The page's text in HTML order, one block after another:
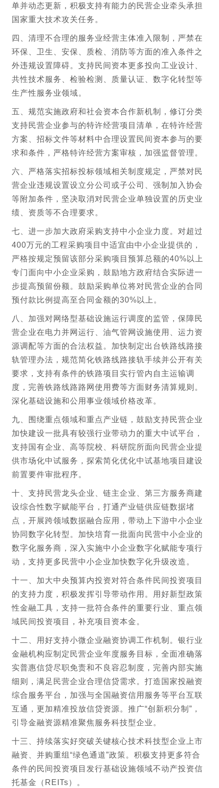
单并动态更新，积极支持有能力的民营企业牵头承担
国家重大技术攻关任务。
四、清理不合理的服务业经营主体准入限制，严禁在
环保、卫生、安保、质检、消防等方面的准入条件之
外违规设置障碍。支持民间资本更多投向工业设计、
共性技术服务、检验检测、质量认证、数字化转型等
生产性服务业领域。
五、规范实施政府和社会资本合作新机制，修订分类
支持民营企业参与的特许经营项目清单，在特许经营
方案、招标文件等材料中合理设置民间资本参与的要
求和条件，严格特许经营方案审核，加强监督管理。
六、严格落实招标投标领域相关制度规定，严禁对民
营企业违规设置设立分公司或子公司、强制加入协会
等附加条件，坚决取消对民营企业单独设置的历史业
绩、资质等不合理要求。
七、进一步加大政府采购支持中小企业力度。对超过
400万元的工程采购项目中适宜由中小企业提供的，
严格按规定预留该部分采购项目预算总额的40%以上
专门面向中小企业采购，鼓励地方政府结合实际进一
步提高预留份额。鼓励采购单位将对民营企业的合同
预付款比例提高至合同金额的30%以上。
八、加强对网络型基础设施运行调度的监管，保障民
营企业在电力并网运行、油气管网设施使用、运力资
源调配等方面的合法权益。加快制定出台铁路线路接
轨管理办法，规范简化铁路线路接轨手续并公开有关
要求，支持有条件的铁路项目实行管内自主运输调
度，完善铁路线路路网使用费等方面财务清算规则。
深化基础设施和公用事业领域价格改革。
九、围绕重点领域和重点产业链，鼓励支持民营企业
加快建设一批具有较强行业带动力的重大中试平台，
支持国有企业、高等院校、科研院所面向民营企业提
供市场化中试服务，探索简化优化中试基地项目建设
前置要件审批程序。
十、支持民营龙头企业、链主企业、第三方服务商建
设综合性数字赋能平台，打通产业链供应链数据堵
点，开展跨领域数据融合应用，带动上下游中小企业
协同数字化转型。加快培育一批面向民营中小企业的
数字化服务商，深入实施中小企业数字化赋能专项行
动，支持更多民营中小企业加快数字化升级改造。
十一、加大中央预算内投资对符合条件民间投资项目
的支持力度，积极发挥引导带动作用。用好新型政策
性金融工具，支持一批符合条件的重要行业、重点领
域民间投资项目，补充项目资本金。
十二、用好支持小微企业融资协调工作机制。银行业
金融机构应制定民营企业年度服务目标，全面准确落
实普惠信贷尽职免责和不良容忍制度，完善内部实施
细则，满足民营企业合理信贷需求。打造国家投融资
综合服务平台，加强与全国融资信用服务等平台互联
互通，更加精准投放信贷资源。推广“创新积分制”，
引导金融资源精准聚焦服务科技型企业。
十三、持续落实好突破关键核心技术科技型企业上市
融资、并购重组“绿色通道”政策。积极支持更多符合
条件的民间投资项目发行基础设施领域不动产投资信
托基金（REITs）。